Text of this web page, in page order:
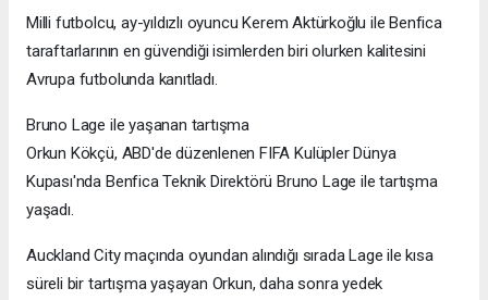
Milli futbolcu, ay-yıldızlı oyuncu Kerem Aktürkoğlu ile Benfica
taraftarlarının en güvendiği isimlerden biri olurken kalitesini
Avrupa futbolunda kanıtladı.
Bruno Lage ile yaşanan tartışma
Orkun Kökçü, ABD'de düzenlenen FIFA Kulüpler Dünya
Kupası'nda Benfica Teknik Direktörü Bruno Lage ile tartışma
yaşadı.
Auckland City maçında oyundan alındığı sırada Lage ile kısa
süreli bir tartışma yaşayan Orkun, daha sonra yedek